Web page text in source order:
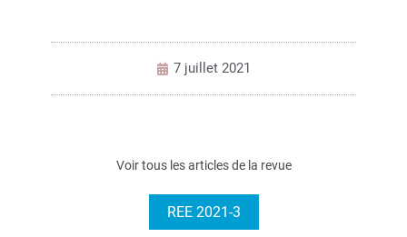
7 juillet 2021
Voir tous les articles de la revue
REE 2021-3